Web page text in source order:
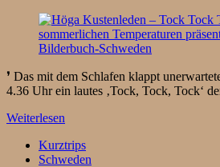
❜ Das mit dem Schlafen klappt
4.36 Uhr ein lautes ‚Tock, Tock, Tock‘
Weiterlesen
Kurztrips
Schweden